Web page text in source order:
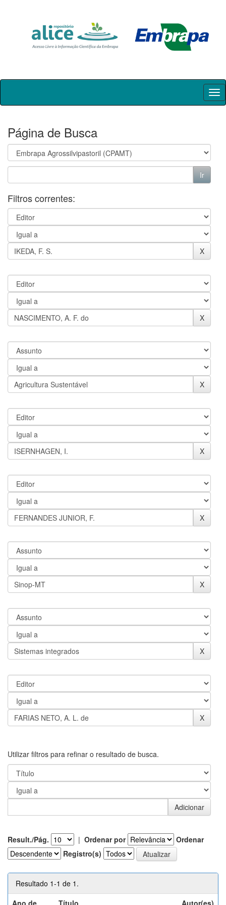
Skip
Página de Busca
Filtros correntes:
Utilizar filtros para refinar o resultado de busca.
Result./Pág. | Ordenar por
Ordenar
Registro(s)
Resultado 1-1 de 1.
Ano de
Título Autor(es)